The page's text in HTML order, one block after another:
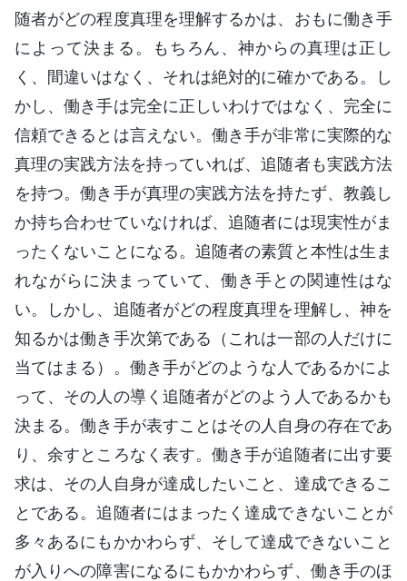
随者がどの程度真理を理解するかは、おもに働き手
によって決まる。もちろん、神からの真理は正し
く、間違いはなく、それは絶対的に確かである。し
かし、働き手は完全に正しいわけではなく、完全に
信頼できるとは言えない。働き手が非常に実際的な
真理の実践方法を持っていれば、追随者も実践方法
を持つ。働き手が真理の実践方法を持たず、教義し
か持ち合わせていなければ、追随者には現実性がま
ったくないことになる。追随者の素質と本性は生ま
れながらに決まっていて、働き手との関連性はな
い。しかし、追随者がどの程度真理を理解し、神を
知るかは働き手次第である（これは一部の人だけに
当てはまる）。働き手がどのような人であるかによ
って、その人の導く追随者がどのよう人であるかも
決まる。働き手が表すことはその人自身の存在であ
り、余すところなく表す。働き手が追随者に出す要
求は、その人自身が達成したいこと、達成できるこ
とである。追随者にはまったく達成できないことが
多々あるにもかかわらず、そして達成できないこと
が入りへの障害になるにもかかわらず、働き手のほ